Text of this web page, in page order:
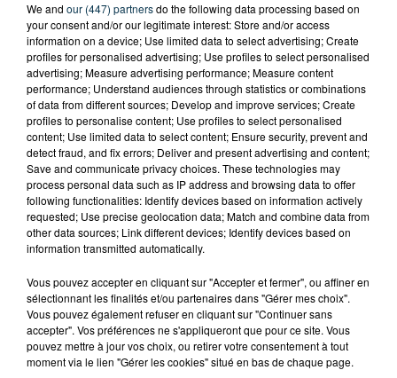
Du 28 au 30 août, Fête Patronale à Saint-Just-En-
Chevalet !
Au programme de ces trois jours de fête :
Vendredi, lancement des festivités avec un
barbecue géant et un lancer de lanternes.
Samedi, animations l'après-midi, et le soir feu
d'artifice d'exception, suivi d'un bal des jeunes
gratuit !
Dimanche après-midi, spectacle qui va donner
des sensations aux plus jeunes comme aux plus
anciens, époustouflant !
We and our (447) partnersdo the following data processing based on
your consent and/or our legitimate interest: Store and/or access
information on a device; Use limited data to select advertising; Create
profiles for personalised advertising; Use profiles to select personalised
advertising; Measure advertising performance; Measure content
performance; Understand audiences through statistics or combinations
of data from different sources; Develop and improve services; Create
profiles to personalise content; Use profiles to select personalised
content; Use limited data to select content; Ensure security, prevent and
detect fraud, and fix errors; Deliver and present advertising and content;
Save and communicate privacy choices. These technologies may
process personal data such as IP address and browsing data to offer
following functionalities: Identify devices based on information actively
requested; Use precise geolocation data; Match and combine data from
other data sources; Link different devices; Identify devices based on
information transmitted automatically.
Vous pouvez accepter en cliquant sur "Accepter et fermer", ou affiner en
sélectionnant les finalités et/ou partenaires dans "Gérer mes choix".
Vous pouvez également refuser en cliquant sur "Continuer sans
accepter". Vos préférences ne s'appliqueront que pour ce site. Vous
pouvez mettre à jour vos choix, ou retirer votre consentement à tout
moment via le lien "Gérer les cookies" situé en bas de chaque page.